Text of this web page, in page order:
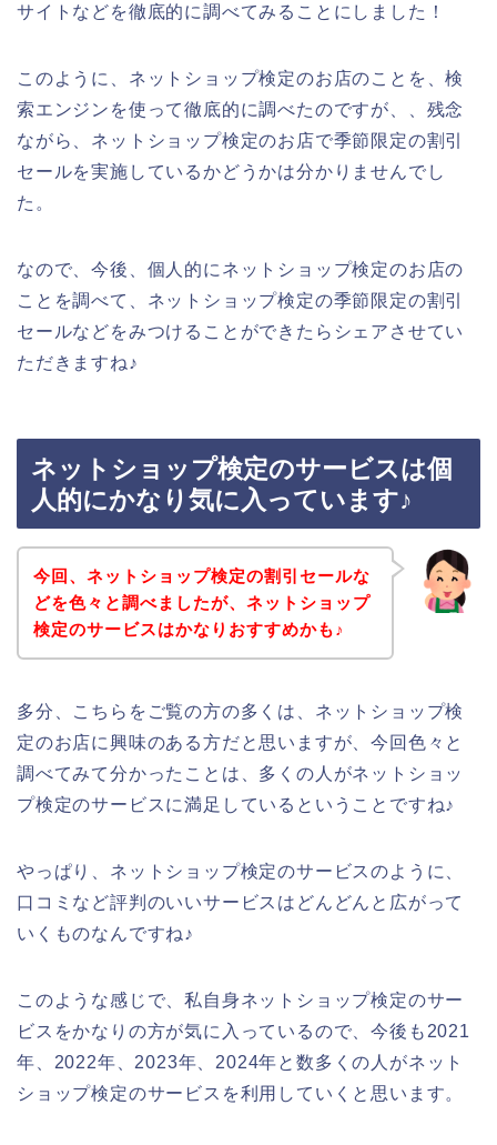
サイトなどを徹底的に調べてみることにしました！
このように、ネットショップ検定のお店のことを、検
索エンジンを使って徹底的に調べたのですが、、残念
ながら、ネットショップ検定のお店で季節限定の割引
セールを実施しているかどうかは分かりませんでし
た。
なので、今後、個人的にネットショップ検定のお店の
ことを調べて、ネットショップ検定の季節限定の割引
セールなどをみつけることができたらシェアさせてい
ただきますね♪
ネットショップ検定のサービスは個
人的にかなり気に入っています♪
今回、ネットショップ検定の割引セールな
どを色々と調べましたが、ネットショップ
検定のサービスはかなりおすすめかも♪
多分、こちらをご覧の方の多くは、ネットショップ検
定のお店に興味のある方だと思いますが、今回色々と
調べてみて分かったことは、多くの人がネットショッ
プ検定のサービスに満足しているということですね♪
やっぱり、ネットショップ検定のサービスのように、
口コミなど評判のいいサービスはどんどんと広がって
いくものなんですね♪
このような感じで、私自身ネットショップ検定のサー
ビスをかなりの方が気に入っているので、今後も2021
年、2022年、2023年、2024年と数多くの人がネット
ショップ検定のサービスを利用していくと思います。